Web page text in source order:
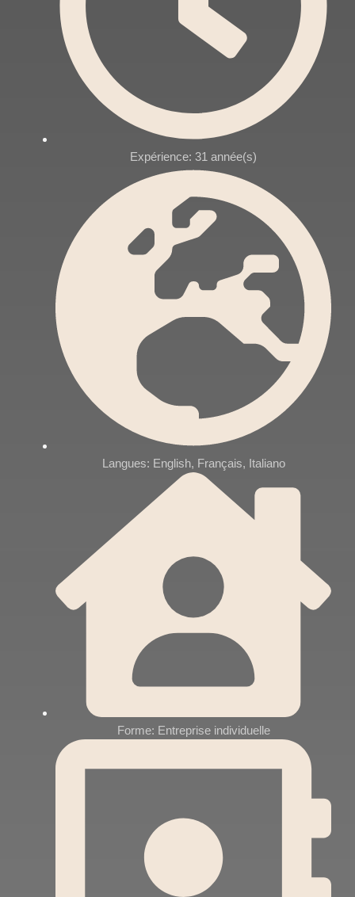
Expérience: 31 année(s)
Langues: English, Français, Italiano
Forme: Entreprise individuelle